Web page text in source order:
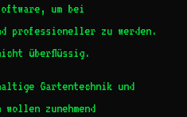
um bei
professioneller zu werden.
überflüssig.
Gartentechnik und
zunehmend